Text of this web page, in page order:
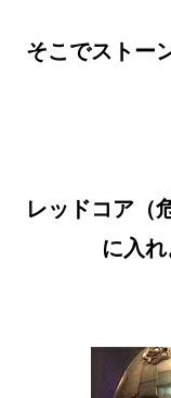
そこでストー
レッドコア（
に入れ